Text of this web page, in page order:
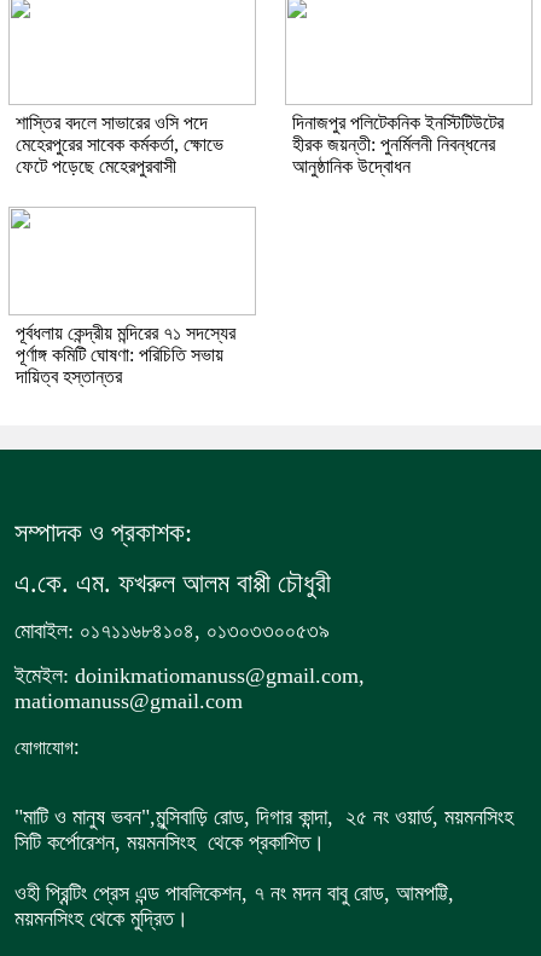
শাস্তির বদলে সাভারের ওসি পদে
মেহেরপুরের সাবেক কর্মকর্তা, ক্ষোভে
ফেটে পড়েছে মেহেরপুরবাসী
দিনাজপুর পলিটেকনিক ইনস্টিটিউটের
হীরক জয়ন্তী: পুনর্মিলনী নিবন্ধনের
আনুষ্ঠানিক উদ্বোধন
পূর্বধলায় কেন্দ্রীয় মন্দিরের ৭১ সদস্যের
পূর্ণাঙ্গ কমিটি ঘোষণা: পরিচিতি সভায়
দায়িত্ব হস্তান্তর
সম্পাদক ও প্রকাশক:
এ.কে. এম. ফখরুল আলম বাপ্পী চৌধুরী
মোবাইল: ০১৭১১৬৮৪১০৪, ০১৩০৩৩০০৫৩৯
ইমেইল: doinikmatiomanuss@gmail.com,
matiomanuss@gmail.com
যোগাযোগ:
"মাটি ও মানুষ ভবন",মুন্সিবাড়ি রোড, দিগার কান্দা, ২৫ নং ওয়ার্ড, ময়মনসিংহ
সিটি কর্পোরেশন, ময়মনসিংহ থেকে প্রকাশিত।
ওহী প্রিন্টিং প্রেস এন্ড পাবলিকেশন, ৭ নং মদন বাবু রোড, আমপট্টি,
ময়মনসিংহ থেকে মুদ্রিত।